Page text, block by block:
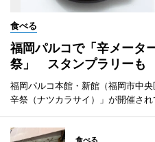
食べる
福岡パルコで「辛メータ
祭」 スタンプラリーも
福岡パルコ本館・新館（福岡市中
辛祭（ナツカラサイ）」が開催され
食べる